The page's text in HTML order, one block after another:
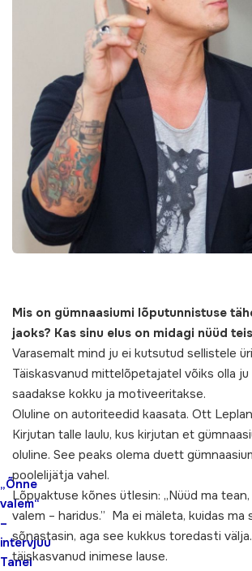
„Õnne
valem“
–
intervjuu
Tanel
Mis on gümnaasiumi lõputunnistuse
jaoks? Kas sinu elus on midagi nüüd
Varasemalt mind ju ei kutsutud sellistele
Täiskasvanud mittelõpetajatel võiks olla ju
saadakse kokku ja motiveeritakse.
Oluline on autoriteedid kaasata. Ott
Kirjutan talle laulu, kus kirjutan et
oluline. See peaks olema duett
poolelijätja vahel.
Lõpuaktuse kõnes ütlesin: „Nüüd ma
valem – haridus.” Ma ei mäleta, kuidas
sõnastasin, aga see kukkus toredasti
täiskasvanud inimese lause.